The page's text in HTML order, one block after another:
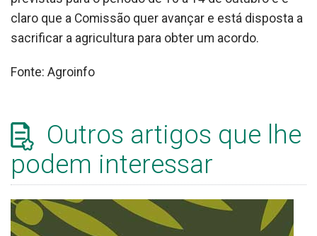
claro que a Comissão quer avançar e está disposta a
sacrificar a agricultura para obter um acordo.
Fonte: Agroinfo
Outros artigos que lhe
podem interessar